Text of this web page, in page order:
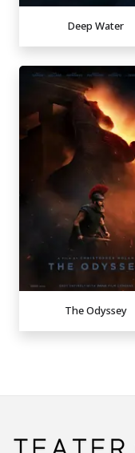
Deep Water
The Odyssey